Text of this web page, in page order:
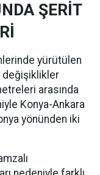
ŞERİT
yürütülen
değişiklikler
arasında
Konya-Ankara
yönünden iki